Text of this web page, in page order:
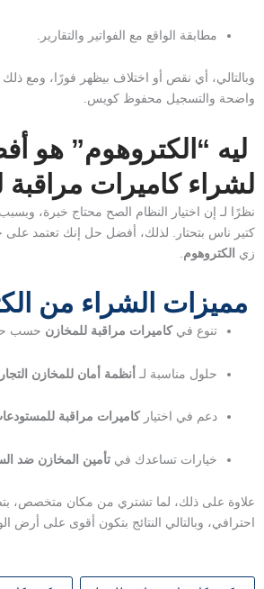
مطابقة الواقع مع الفواتير والتقارير.
وبالتالي، أي نقص أو اختلاف بيظهر فورًا، ومع
واضحة والتسجيل محفوظ كويس.
ليه “الكتروهوم” هو
لشراء كاميرات مراقبة
نظرًا لـ إن اختيار النظام الصح محتاج خبرة،
كتير ناس بتحتار. لذلك، أفضل حل إنك تعتمد
زي الكتروهوم
مميزات الشراء من
تنوع فيكاميرات مراقبة للمخازن حسب
حلول مناسبة لـ أنظمة أمان للمخازن
دعم في اختياركاميرات مراقبة
خيارات تساعدك في تأمين المخازن ضد
علاوة على ذلك، لما تشتري من مكان متخصص،
احترافي، وبالتالي النتائج بتكون أقوى على أرض